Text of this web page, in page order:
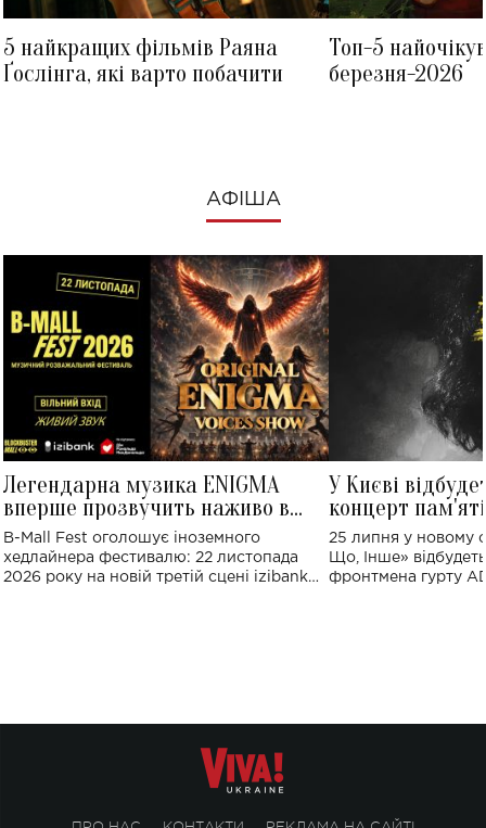
5 найкращих фільмів Раяна
Ґослінга, які варто побачити
Топ-5
березня-2026
АФІША
Легендарна музика ENIGMA
вперше прозвучить наживо в
Україні: де відбудеться концерт
B-Mall Fest оголошує іноземного
хедлайнера фестивалю: 22 листопада
2026 року на новій третій сцені izibank
У Києві
концерт
Клименка:
виконають
25 липня у новому
Що, Інше»
фронтмена гурту